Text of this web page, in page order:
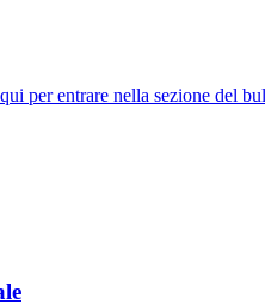
per entrare nella sezione del